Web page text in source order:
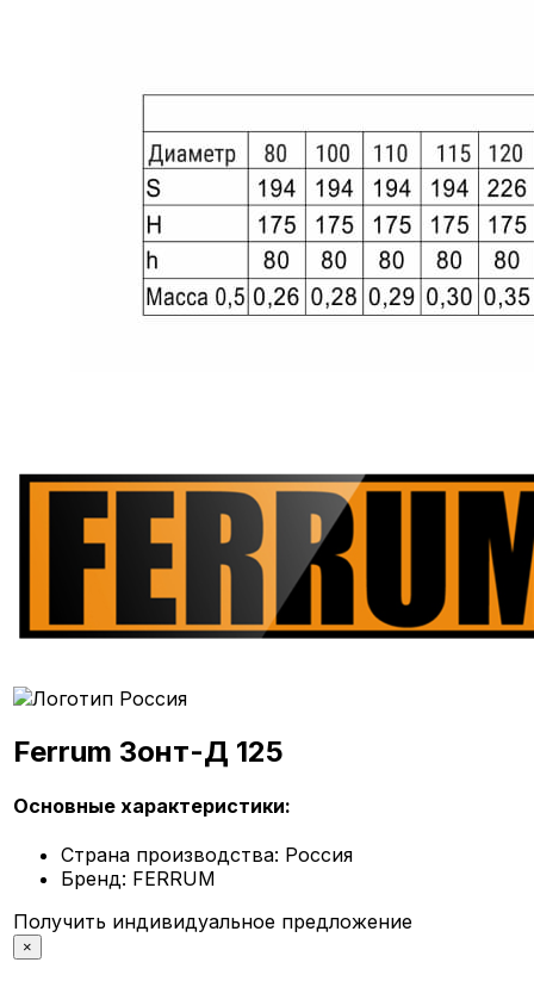
Ferrum Зонт-Д 125
Основные характеристики:
Страна производства: Россия
Бренд: FERRUM
Получить индивидуальное предложение
×